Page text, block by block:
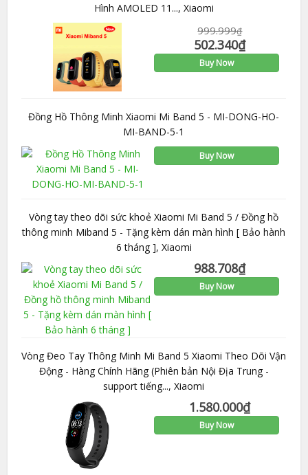
Hình AMOLED 11..., Xiaomi
999.999₫
502.340₫
Buy Now
Đồng Hồ Thông Minh Xiaomi Mi Band 5 - MI-DONG-HO-
MI-BAND-5-1
Buy Now
Vòng tay theo dõi sức khoẻ Xiaomi Mi Band 5 / Đồng hồ
thông minh Miband 5 - Tặng kèm dán màn hình [ Bảo hành
6 tháng ], Xiaomi
988.708₫
Buy Now
Vòng Đeo Tay Thông Minh Mi Band 5 Xiaomi Theo Dõi Vận
Động - Hàng Chính Hãng (Phiên bản Nội Địa Trung -
support tiếng..., Xiaomi
1.580.000₫
Buy Now